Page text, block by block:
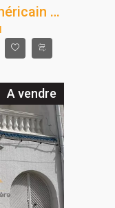
A Vendre Villa Style Américain – Sahloul, Sousse
A vendre